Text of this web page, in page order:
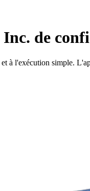
de
à l'exécution simple.